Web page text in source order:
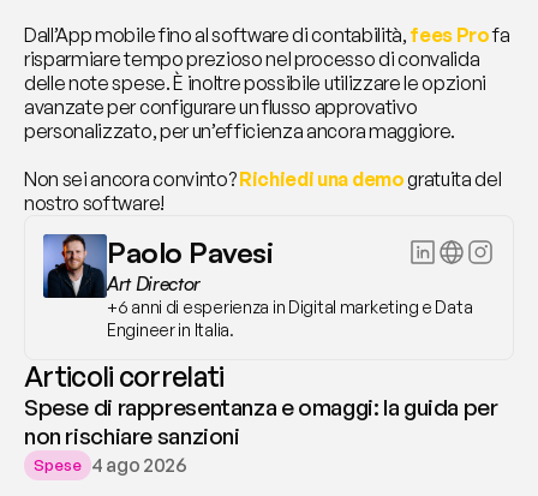
Dall’App mobile fino al software di contabilità, fees Pro fa
risparmiare tempo prezioso nel processo di convalida
delle note spese. È inoltre possibile utilizzare le opzioni
avanzate per configurare un flusso approvativo
personalizzato, per un’efficienza ancora maggiore.
Non sei ancora convinto? Richiedi una demo gratuita del
nostro software!
Paolo Pavesi
Art Director
+6 anni di esperienza in Digital marketing e Data
Engineer in Italia.
Articoli correlati
Spese di rappresentanza e omaggi: la guida per
non rischiare sanzioni
Spese 4 ago 2026